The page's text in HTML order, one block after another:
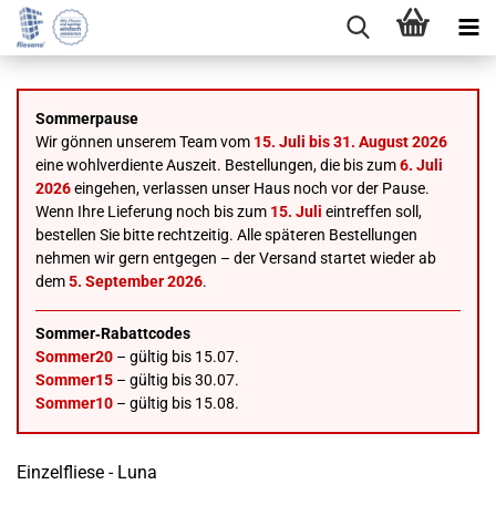
Sommerpause
Wir gönnen unserem Team vom 15. Juli bis 31. August 2026
eine wohlverdiente Auszeit. Bestellungen, die bis zum6. Juli
2026eingehen, verlassen unser Haus noch vor der Pause.
Wenn Ihre Lieferung noch bis zum 15. Juli eintreffen soll,
bestellen Sie bitte rechtzeitig. Alle späteren Bestellungen
nehmen wir gern entgegen – der Versand startet wieder ab
dem5. September 2026.
Sommer‑Rabattcodes
Sommer20 – gültig bis 15.07.
Sommer15 – gültig bis 30.07.
Sommer10 – gültig bis 15.08.
Einzelfliese - Luna